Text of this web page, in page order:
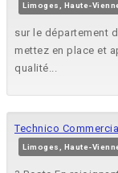
Limoges, Haute-
sur le département
mettez en place et
qualité...
Technico
Limoges, Haute-